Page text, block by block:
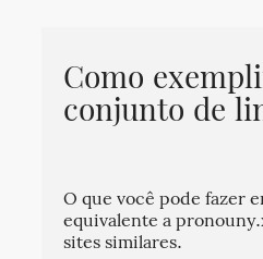
Como
conjunto de
O que você pode fazer
equivalente a
sites similares.